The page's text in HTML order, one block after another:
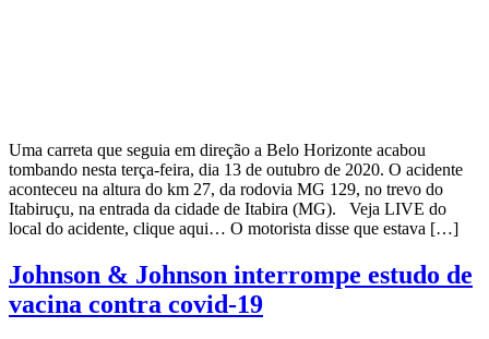
Uma carreta que seguia em direção a Belo Horizonte acabou
tombando nesta terça-feira, dia 13 de outubro de 2020. O acidente
aconteceu na altura do km 27, da rodovia MG 129, no trevo do
Itabiruçu, na entrada da cidade de Itabira (MG). Veja LIVE do
local do acidente, clique aqui… O motorista disse que estava […]
Johnson & Johnson interrompe estudo de
vacina contra covid-19